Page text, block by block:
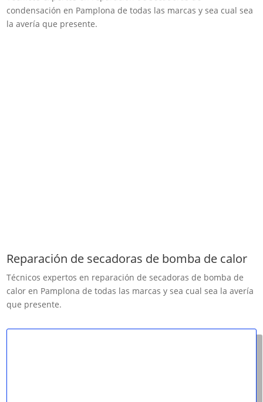
condensación en Pamplona de todas las marcas y sea cual sea
la avería que presente.
Reparación de secadoras de bomba de calor
Técnicos expertos en reparación de secadoras de bomba de
calor en Pamplona de todas las marcas y sea cual sea la avería
que presente.